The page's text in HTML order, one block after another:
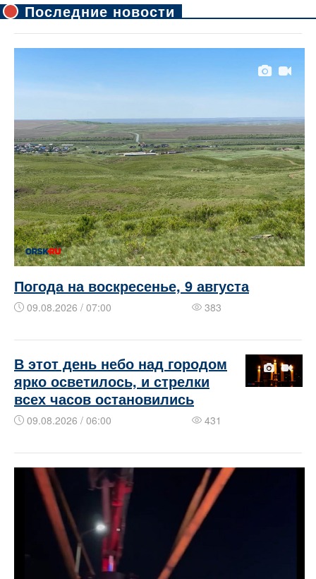
Последние новости
Погода на воскресенье, 9 августа
09.08.2026 / 07:00 383
В этот день небо над городом
ярко осветилось, и стрелки
всех часов остановились
09.08.2026 / 06:00 431